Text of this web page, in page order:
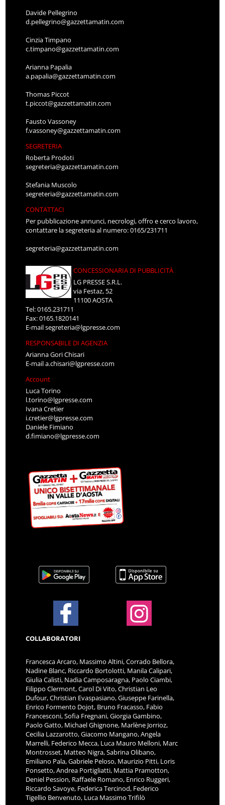
Davide Pellegrino
d.pellegrino@gazzettamatin.com
Cinzia Timpano
c.timpano@gazzettamatin.com
Arianna Papalia
a.papalia@gazzettamatin.com
Thomas Piccot
t.piccot@gazzettamatin.com
Fausto Vassoney
f.vassoney@gazzettamatin.com
SEGRETERIA
Roberta Prodoti
segreteria@gazzettamatin.com
Stefania Muscolo
segreteria@gazzettamatin.com
CONTATTACI
Per pubblicazione annunci, necrologi, offro e cerco lavoro,
contattare la segreteria al numero: 0165/231711
segreteria@gazzettamatin.com
CONCESSIONARIA DI PUBBLICITÀ
LG PRESSE S.R.L.
via Festaz, 52
11100 AOSTA
Tel: 0165.231711
Fax: 0165.1820141
E-mailsegreteria@lgpresse.com
RESPONSABILE DI AGENZIA
Arianna Gori Chisari
E-maila.chisari@lgpresse.com
Account
Luca Torino
l.torino@lgpresse.com
Ivana Cretier
i.cretier@lgpresse.com
Daniele Fimiano
d.fimiano@lgpresse.com
COLLABORATORI
Francesca Arcaro, Massimo Altini, Corrado Bellora,
Nadine Blanc, Riccardo Bortolotti, Manila Calipari,
Giulia Calisti, Nadia Camposaragna, Paolo Ciambi,
Filippo Clermont, Carol Di Vito, Christian Leo
Dufour, Christian Evaspasiano, Giuseppe Farinella,
Enrico Formento Dojot, Bruno Fracasso, Fabio
Francesconi, Sofia Fregnani, Giorgia Gambino,
Paolo Gatto, Michael Ghignone, Marlène Jorrioz,
Cecilia Lazzarotto, Giacomo Mangano, Angela
Marrelli, Federico Mecca, Luca Mauro Melloni, Marc
Montrosset, Matteo Nigra, Sabrina Olibano,
Emiliano Pala, Gabriele Peloso, Maurizio Pitti, Loris
Ponsetto, Andrea Portigliatti, Mattia Pramotton,
Deniel Pession, Raffaele Romano, Enrico Ruggeri,
Riccardo Savoye, Federica Tercinod, Federico
Tigellio Benvenuto, Luca Massimo Trifilò